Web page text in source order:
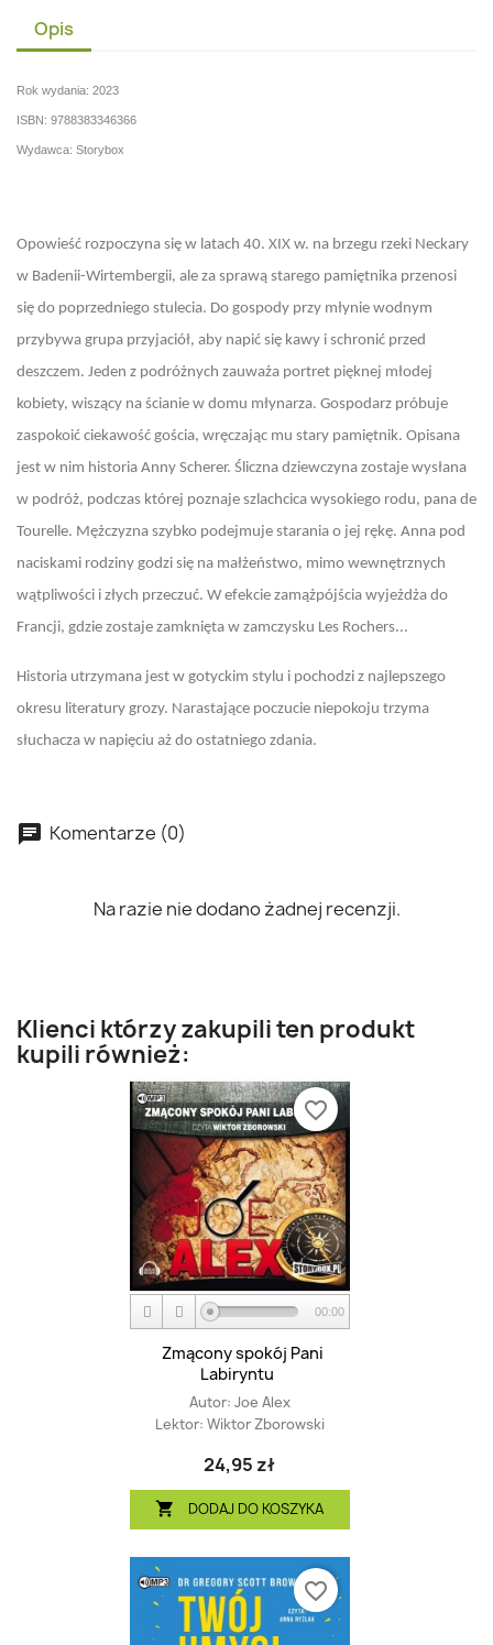
Opis
Rok wydania: 2023
ISBN: 9788383346366
Wydawca: Storybox
Opowieść rozpoczyna się w latach 40. XIX w. na brzegu rzeki Neckary
w Badenii-Wirtembergii, ale za sprawą starego pamiętnika przenosi
się do poprzedniego stulecia. Do gospody przy młynie wodnym
przybywa grupa przyjaciół, aby napić się kawy i schronić przed
deszczem. Jeden z podróżnych zauważa portret pięknej młodej
kobiety, wiszący na ścianie w domu młynarza. Gospodarz próbuje
zaspokoić ciekawość gościa, wręczając mu stary pamiętnik. Opisana
jest w nim historia Anny Scherer. Śliczna dziewczyna zostaje wysłana
w podróż, podczas której poznaje szlachcica wysokiego rodu, pana de
Tourelle. Mężczyzna szybko podejmuje starania o jej rękę. Anna pod
naciskami rodziny godzi się na małżeństwo, mimo wewnętrznych
wątpliwości i złych przeczuć. W efekcie zamążpójścia wyjeżdża do
Francji, gdzie zostaje zamknięta w zamczysku Les Rochers...
Historia utrzymana jest w gotyckim stylu i pochodzi z najlepszego
okresu literatury grozy. Narastające poczucie niepokoju trzyma
słuchacza w napięciu aż do ostatniego zdania.
Komentarze (0)
Na razie nie dodano żadnej recenzji.
Klienci którzy zakupili ten produkt
kupili również:
00:00
Zmącony spokój Pani
Labiryntu
Autor: Joe Alex
Lektor: Wiktor Zborowski
24,95 zł
 DODAJ DO KOSZYKA
favorite_border
favorite_border